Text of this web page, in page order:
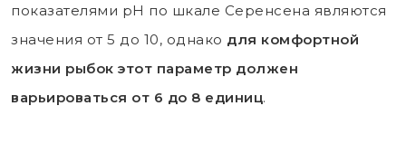
показателями рН по шкале Серенсена являются
значения от 5 до 10, однако для комфортной
жизни рыбок этот параметр должен
варьироваться от 6 до 8 единиц.